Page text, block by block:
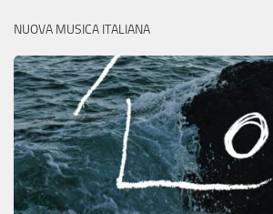
NUOVA MUSICA ITALIANA